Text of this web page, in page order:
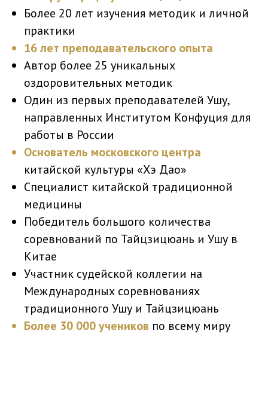
Более 20 лет изучения методик и личной
практики
16 лет преподавательского опыта
Автор более 25 уникальных
оздоровительных методик
Один из первых преподавателей Ушу,
направленных Институтом Конфуция для
работы в России
Основатель московского центра
китайской культуры «Хэ Дао»
Специалист китайской традиционной
медицины
Победитель большого количества
соревнований по Тайцзицюань и Ушу в
Китае
Участник судейской коллегии на
Международных соревнованиях
традиционного Ушу и Тайцзицюань
Более 30 000 учеников по всему миру